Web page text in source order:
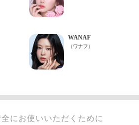
にお使いいただくために